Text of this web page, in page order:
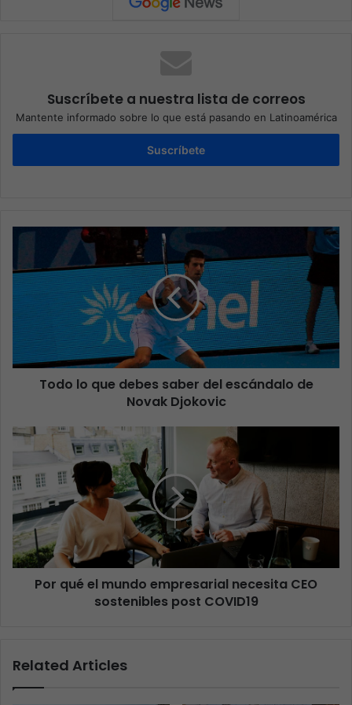
Suscríbete a nuestra lista de correos
Mantente informado sobre lo que está pasando en Latinoamérica
Suscríbete
Todo lo que debes saber del escándalo de
Novak Djokovic
Por qué el mundo empresarial necesita CEO
sostenibles post COVID19
Related Articles